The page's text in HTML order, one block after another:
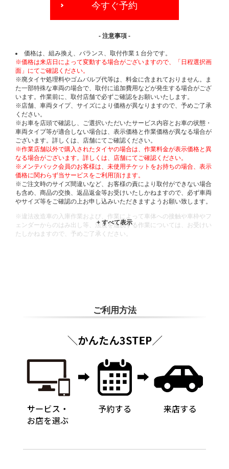
今すぐ予約
- 注意事項 -
価格は、組み換え、バランス、取付作業１台分です。
※価格は来店日によって変動する場合がございますので、「日程選択画
面」にてご確認ください。
※廃タイヤ処理料やゴムバルブ代等は、料金に含まれておりません。ま
た一部特殊な車両の場合で、取付に追加費用などが発生する場合がござ
います。作業前に、取付店舗で必ずご確認をお願いいたします。
※店舗、車両タイプ、サイズにより価格が異なりますので、予めご了承
ください。
※お車を店頭で確認し、ご選択いただいたサービス内容とお車の状態・
車両タイプ等が適合しない場合は、表示価格と作業価格が異なる場合が
ございます。詳しくは、店舗にてご確認ください。
※作業店舗以外で購入されたタイヤの場合は、作業料金が表示価格と異
なる場合がございます。詳しくは、店舗にてご確認ください。
※メンテパック会員のお客様は、未使用チケットをお持ちの場合、表示
価格に関わらず当サービスをご利用頂けます。
※ご注文時のサイズ間違いなど、お客様の責により取付ができない場合
も含め、商品の交換、返品返金等お受けいたしかねますので、必ず車両
やサイズ等をご確認の上お申し込みいただきますようお願い致します。
※違法改造車の入庫作業および、作業によって車体への接触や車枠やフ
ェンダーからのはみ出し等、法規を逸脱する作業については、お受けい
たしかねますので、予めご了承ください。
ご利用方法